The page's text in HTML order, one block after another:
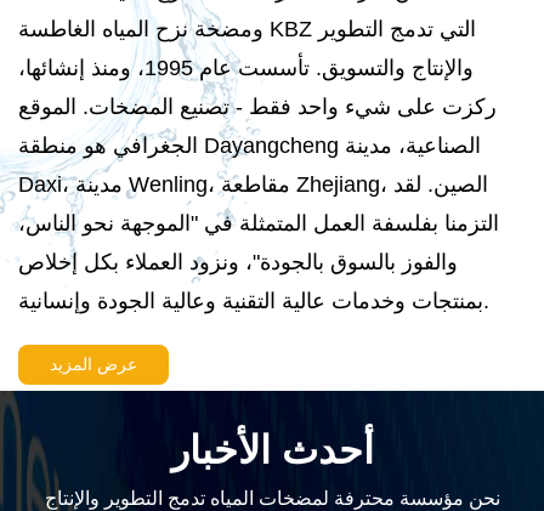
ومضخة نزح المياه الغاطسة KBZ التي تدمج التطوير
والإنتاج والتسويق. تأسست عام 1995، ومنذ إنشائها،
ركزت على شيء واحد فقط - تصنيع المضخات. الموقع
الجغرافي هو منطقة Dayangcheng الصناعية، مدينة
Daxi، مدينة Wenling، مقاطعة Zhejiang، الصين. لقد
التزمنا بفلسفة العمل المتمثلة في "الموجهة نحو الناس،
والفوز بالسوق بالجودة"، ونزود العملاء بكل إخلاص
بمنتجات وخدمات عالية التقنية وعالية الجودة وإنسانية.
عرض المزيد
أحدث الأخبار
نحن مؤسسة محترفة لمضخات المياه تدمج التطوير والإنتاج